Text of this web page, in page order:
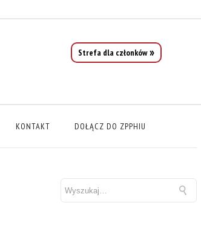
Strefa dla członków
KONTAKT DOŁĄCZ DO ZPPHIU